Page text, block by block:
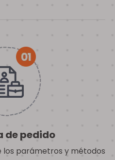
de pedido
los parámetros y métodos